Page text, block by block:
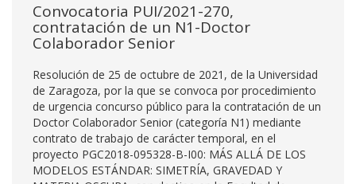
Convocatoria PUI/2021-270,
contratación de un N1-Doctor
Colaborador Senior
Resolución de 25 de octubre de 2021, de la Universidad
de Zaragoza, por la que se convoca por procedimiento
de urgencia concurso público para la contratación de un
Doctor Colaborador Senior (categoría N1) mediante
contrato de trabajo de carácter temporal, en el
proyecto PGC2018-095328-B-I00: MÁS ALLÁ DE LOS
MODELOS ESTÁNDAR: SIMETRÍA, GRAVEDAD Y